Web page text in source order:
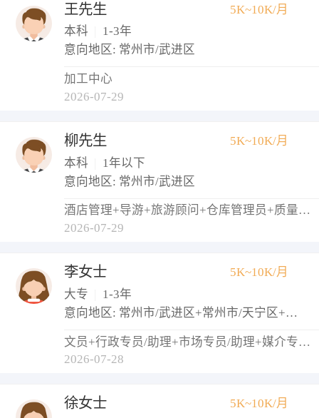
王先生
5K~10K/月
本科
1-3年
意向地区: 常州市/武进区
加工中心
2026-07-29
柳先生
5K~10K/月
本科
1年以下
意向地区: 常州市/武进区
酒店管理+导游+旅游顾问+仓库管理员+质量检验员/测试员
2026-07-29
李女士
5K~10K/月
大专
1-3年
意向地区: 常州市/武进区+常州市/天宁区+常州市/钟楼区
文员+行政专员/助理+市场专员/助理+媒介专员/助理
2026-07-28
徐女士
5K~10K/月